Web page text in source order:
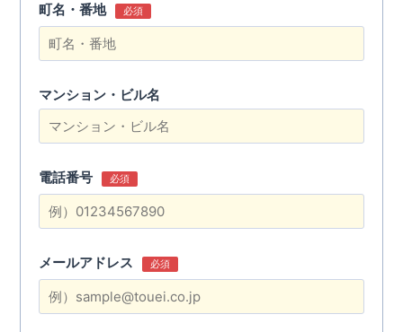
町名・番地 必須
マンション・ビル名
電話番号 必須
メールアドレス 必須